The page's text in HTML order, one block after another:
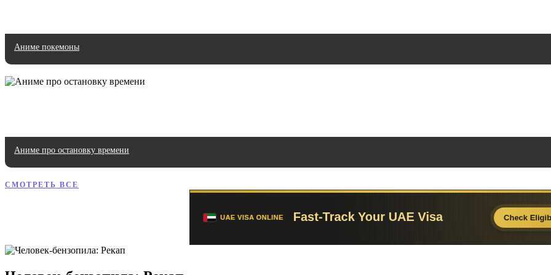
Аниме покемоны
Аниме про остановку времени
СМОТРЕТЬ ВСЕ